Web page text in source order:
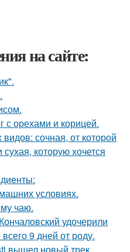
на сайте:
с орехами и корицей.
сочная, от которой
которую хочется
условиях.
чаю.
удочерили
9 дней от роду.